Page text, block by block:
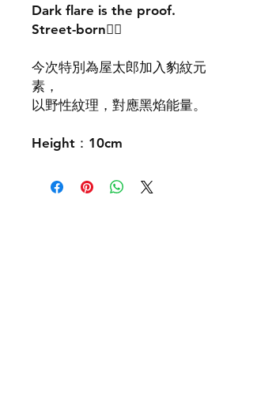
Dark flare is the proof.
Street-born❤️‍🔥
今次特別為屋太郎加入豹紋元
素，
以野性紋理，對應黑焰能量。
Height：10cm